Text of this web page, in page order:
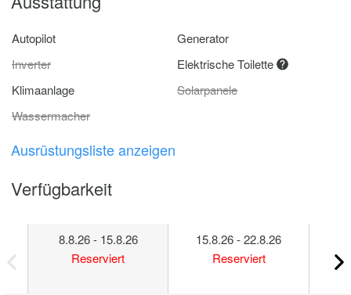
Autopilot
Generator
Inverter
Elektrische Toilette
Klimaanlage
Solarpanele
Wassermacher
Ausrüstungsliste anzeigen
Verfügbarkeit
8.8.26 - 15.8.26
Reserviert
15.8.26 - 22.8.26
Reserviert